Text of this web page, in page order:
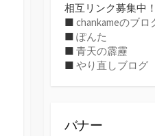
相互リンク募集中！
■ chankameのブロ
■ ぽんた
■ 青天の霹靂
■ やり直しブログ
バナー